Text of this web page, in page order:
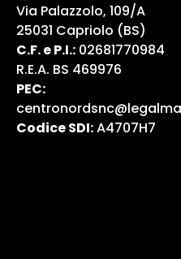
Via Palazzolo, 109/A
25031 Capriolo (BS)
C.F. e P.I.: 02681770984
R.E.A. BS 469976
PEC:
Codice SDI:A4707H7